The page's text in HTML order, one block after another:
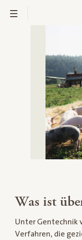
Was ist
Unter Gentechnik
Verfahren, die